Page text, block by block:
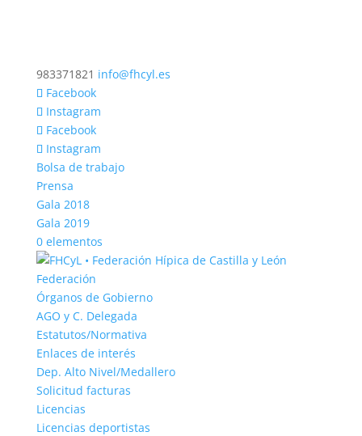
983371821 info@fhcyl.es
Facebook
Instagram
Facebook
Instagram
Bolsa de trabajo
Prensa
Gala 2018
Gala 2019
0 elementos
Federación
Órganos de Gobierno
AGO y C. Delegada
Estatutos/Normativa
Enlaces de interés
Dep. Alto Nivel/Medallero
Solicitud facturas
Licencias
Licencias deportistas